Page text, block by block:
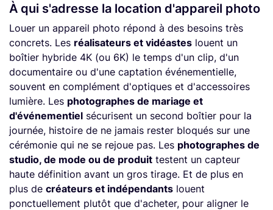
À qui s'adresse la location d'appareil photo
Louer un appareil photo répond à des besoins très
concrets. Les réalisateurs et vidéastes louent un
boîtier hybride 4K (ou 6K) le temps d'un clip, d'un
documentaire ou d'une captation événementielle,
souvent en complément d'optiques et d'accessoires
lumière. Les photographes de mariage et
d'événementiel sécurisent un second boîtier pour la
journée, histoire de ne jamais rester bloqués sur une
cérémonie qui ne se rejoue pas. Les photographes de
studio, de mode ou de produit testent un capteur
haute définition avant un gros tirage. Et de plus en
plus de créateurs et indépendants louent
ponctuellement plutôt que d'acheter, pour aligner le